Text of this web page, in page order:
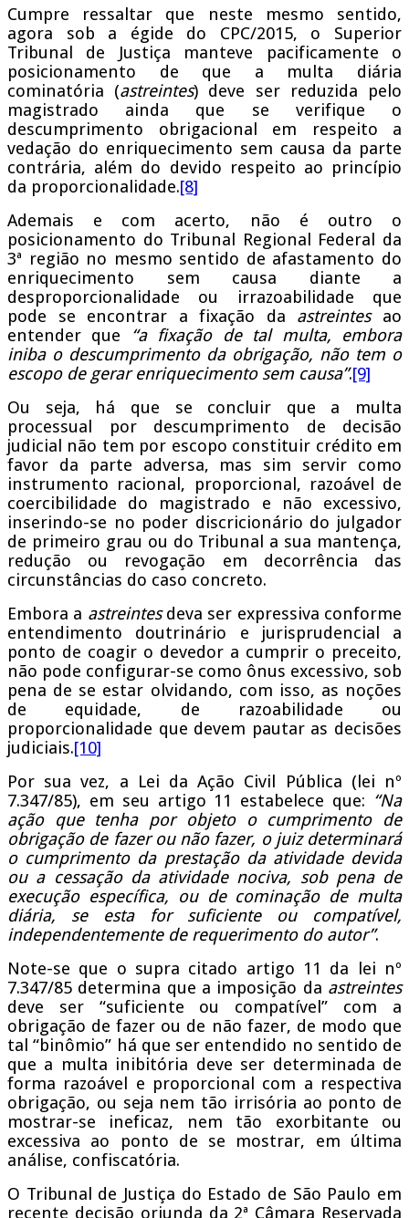
Cumpre ressaltar que neste mesmo sentido,
agora sob a égide do CPC/2015, o Superior
Tribunal de Justiça manteve pacificamente o
posicionamento de que a multa diária
cominatória (astreintes) deve ser reduzida pelo
magistrado ainda que se verifique o
descumprimento obrigacional em respeito a
vedação do enriquecimento sem causa da parte
contrária, além do devido respeito ao princípio
da proporcionalidade.[8]
Ademais e com acerto, não é outro o
posicionamento do Tribunal Regional Federal da
3ª região no mesmo sentido de afastamento do
enriquecimento sem causa diante a
desproporcionalidade ou irrazoabilidade que
pode se encontrar a fixação da astreintesao
entender que
“a fixação de tal multa, embora
iniba o descumprimento da obrigação, não tem o
escopo de gerar enriquecimento sem causa”.[9]
Ou seja, há que se concluir que a multa
processual por descumprimento de decisão
judicial não tem por escopo constituir crédito em
favor da parte adversa, mas sim servir como
instrumento racional, proporcional, razoável de
coercibilidade do magistrado e não excessivo,
inserindo-se no poder discricionário do julgador
de primeiro grau ou do Tribunal a sua mantença,
redução ou revogação em decorrência das
circunstâncias do caso concreto.
Embora a astreintesdeva ser expressiva conforme
entendimento doutrinário e jurisprudencial a
ponto de coagir o devedor a cumprir o preceito,
não pode configurar-se como ônus excessivo, sob
pena de se estar olvidando, com isso, as noções
de equidade, de razoabilidade ou
proporcionalidade que devem pautar as decisões
judiciais.[10]
Por sua vez, a Lei da Ação Civil Pública (lei nº
7.347/85), em seu artigo 11 estabelece que: “Na
ação que tenha por objeto o cumprimento de
obrigação de fazer ou não fazer, o juiz determinará
o cumprimento da prestação da atividade devida
ou a cessação da atividade nociva, sob pena de
execução específica, ou de cominação de multa
diária, se esta for suficiente ou compatível,
independentemente de requerimento do autor”.
Note-se que o supra citado artigo 11 da lei nº
7.347/85 determina que a imposição da astreintes
deve ser “suficiente ou compatível” com a
obrigação de fazer ou de não fazer, de modo que
tal “binômio” há que ser entendido no sentido de
que a multa inibitória deve ser determinada de
forma razoável e proporcional com a respectiva
obrigação, ou seja nem tão irrisória ao ponto de
mostrar-se ineficaz, nem tão exorbitante ou
excessiva ao ponto de se mostrar, em última
análise, confiscatória.
O Tribunal de Justiça do Estado de São Paulo em
recente decisão oriunda da 2ª Câmara Reservada